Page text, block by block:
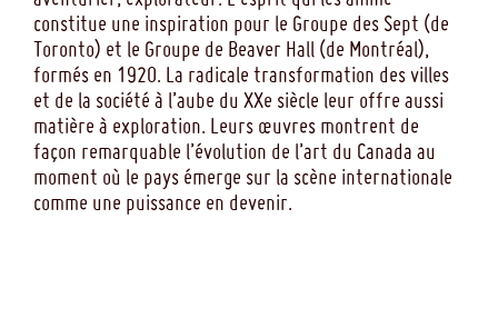
constitue une inspiration pour le Groupe des Sept (de
Toronto) et le Groupe de Beaver Hall (de Montréal),
formés en 1920. La radicale transformation des villes
et de la société à l’aube du XXe siècle leur offre aussi
matière à exploration. Leurs œuvres montrent de
façon remarquable l’évolution de l’art du Canada au
moment où le pays émerge sur la scène internationale
comme une puissance en devenir.